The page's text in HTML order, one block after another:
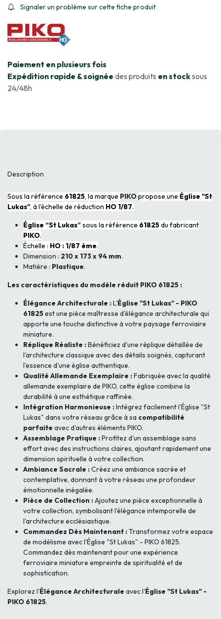
Signaler un problème sur cette fiche produit
​Paiement en plusieurs fois
Expédition rapide & soignée des produits en stocksous
24/48h
Description
Sous la référence 61825, la marque PIKOpropose une Église "St
Lukas", à l'échelle de réduction HO 1/87.
Église “St Lukas”sous la référence 61825du fabricant
PIKO.
Échelle : HO : 1/87 ème.
Dimension : 210 x 173 x 94 mm.
Matière : Plastique.
Les caractéristiques du modèle réduit PIKO 61825 :
Élégance Architecturale :L'Église "St Lukas" - PIKO
61825est une pièce maîtresse d'élégance architecturale qui
apporte une touche distinctive à votre paysage ferroviaire
miniature.
Réplique Réaliste :Bénéficiez d'une réplique détaillée de
l'architecture classique avec des détails soignés, capturant
l'essence d'une église authentique.
Qualité Allemande Exemplaire :Fabriquée avec la qualité
allemande exemplaire de PIKO, cette église combine la
durabilité à une esthétique raffinée.
Intégration Harmonieuse :Intégrez facilement l'Église "St
Lukas" dans votre réseau grâce à sa compatibilité
parfaite avec d'autres éléments PIKO.
Assemblage Pratique :Profitez d'un assemblage sans
effort avec des instructions claires, ajoutant rapidement une
dimension spirituelle à votre collection.
Ambiance Sacrale :Créez une ambiance sacrée et
contemplative, donnant à votre réseau une profondeur
émotionnelle inégalée.
Pièce de Collection :Ajoutez une pièce exceptionnelle à
votre collection, symbolisant l'élégance intemporelle de
l'architecture ecclésiastique.
Commandez Dès Maintenant :Transformez votre espace
de modélisme avec l'Église "St Lukas" - PIKO 61825.
Commandez dès maintenant pour une expérience
ferroviaire miniature empreinte de spiritualité et de
sophistication.
Explorez l'Élégance Architecturale avec l'Église "St Lukas" -
PIKO 61825.